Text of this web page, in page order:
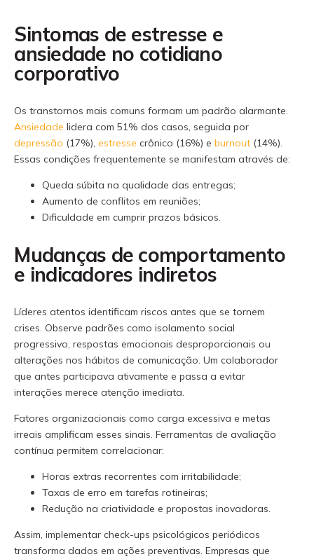
Sintomas de estresse e
ansiedade no cotidiano
corporativo
Os transtornos mais comuns formam um padrão alarmante.
Ansiedade lidera com 51% dos casos, seguida por
depressão (17%),estresse crônico (16%) eburnout (14%).
Essas condições frequentemente se manifestam através de:
Queda súbita na qualidade das entregas;
Aumento de conflitos em reuniões;
Dificuldade em cumprir prazos básicos.
Mudanças de comportamento
e indicadores indiretos
Líderes atentos identificam riscos antes que se tornem
crises. Observe padrões como isolamento social
progressivo, respostas emocionais desproporcionais ou
alterações nos hábitos de comunicação. Um colaborador
que antes participava ativamente e passa a evitar
interações merece atenção imediata.
Fatores organizacionais como carga excessiva e metas
irreais amplificam esses sinais. Ferramentas de avaliação
contínua permitem correlacionar:
Horas extras recorrentes com irritabilidade;
Taxas de erro em tarefas rotineiras;
Redução na criatividade e propostas inovadoras.
Assim, implementar check-ups psicológicos periódicos
transforma dados em ações preventivas. Empresas que